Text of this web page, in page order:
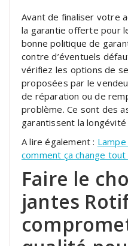
Avant de finaliser votre
la garantie offerte pour
bonne politique de
contre d’éventuels
vérifiez les options de
proposées par le
de réparation ou de
problème. Ce sont des
garantissent la
A lire également :
comment ça change
Faire le
jantes